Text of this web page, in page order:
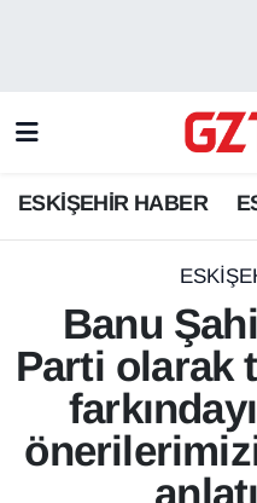
ESKİŞEHİR HABER
Banu
Parti olarak
ESKİŞEHİRSPOR
GÜNDEM
Odunpazarı Trafik
Süper Lig Puan
Tüm Manşetler
Son Dakika
Haber Arşivi